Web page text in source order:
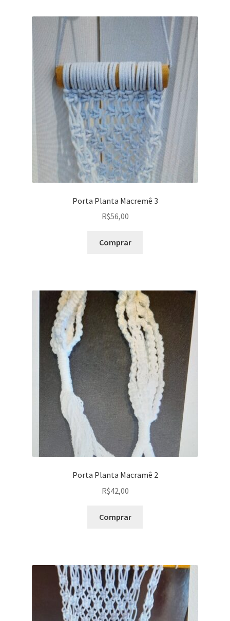
Porta Planta Macremê 3
R$56,00
Comprar
Porta Planta Macramê 2
R$42,00
Comprar